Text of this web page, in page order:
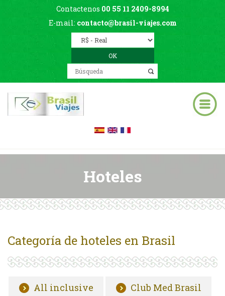
Contactenos 00 55 11 2409-8994
E-mail: contacto@brasil-viajes.com
Hoteles
Categoría de hoteles en Brasil
All inclusive Club Med Brasil